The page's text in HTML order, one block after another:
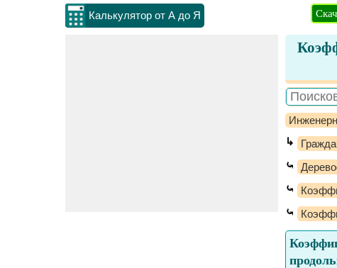
Калькулятор от А до Я
↳
⤿
⤿
⤿